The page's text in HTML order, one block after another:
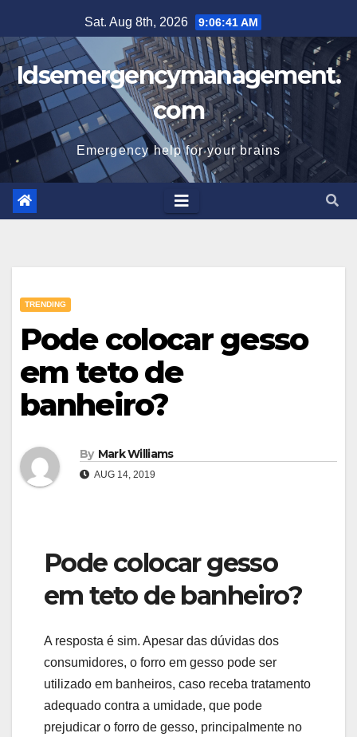
to
content
Sat. Aug 8th, 2026 9:06:42 AM
Idsemergencymanagement.
com
Emergency help for your brains
TRENDING
Pode colocar gesso
em teto de
banheiro?
By Mark Williams
AUG 14, 2019
Pode colocar gesso
em teto de banheiro?
A resposta é sim. Apesar das dúvidas dos
consumidores, o forro em gesso pode ser
utilizado em banheiros, caso receba tratamento
adequado contra a umidade, que pode
prejudicar o forro de gesso, principalmente no